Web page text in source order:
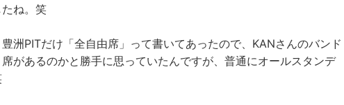
ね。笑
洲PITだけ「全自由席」って書いてあったので、KANさんのバンド
があるのかと勝手に思っていたんですが、普通にオールスタンデ